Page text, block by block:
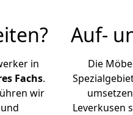
in
Fachs.
wir
Auf-
Die
Leverkusen